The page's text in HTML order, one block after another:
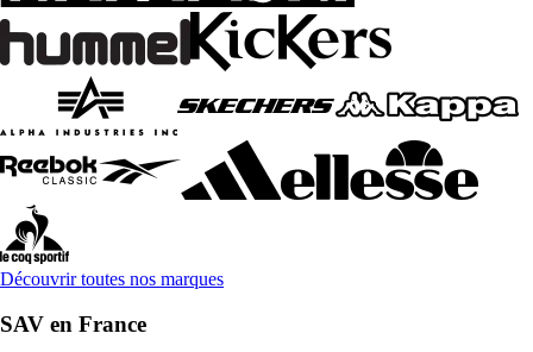
Découvrir toutes nos marques
SAV en France